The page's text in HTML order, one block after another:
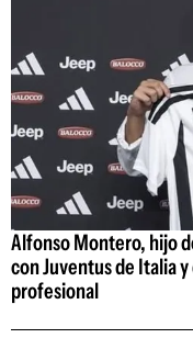
Alfonso Montero, hijo
con Juventus de Italia
profesional